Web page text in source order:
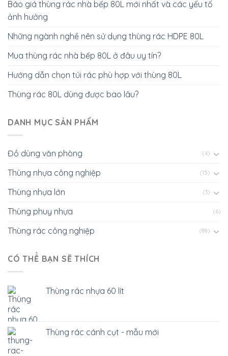
Báo giá thùng rác nhà bếp 80L mới nhất và các yếu tố
ảnh hưởng
Những ngành nghề nên sử dụng thùng rác HDPE 80L
Mua thùng rác nhà bếp 80L ở đâu uy tín?
Hướng dẫn chọn túi rác phù hợp với thùng 80L
Thùng rác 80L dùng được bao lâu?
DANH MỤC SẢN PHẨM
Đồ dùng văn phòng (4)
Thùng nhựa công nghiệp (15)
Thùng nhựa lớn (3)
Thùng phuy nhựa (6)
Thùng rác công nghiệp (88)
CÓ THỂ BẠN SẼ THÍCH
Thùng rác nhựa 60 lít
Thùng rác cánh cụt - mẫu mới